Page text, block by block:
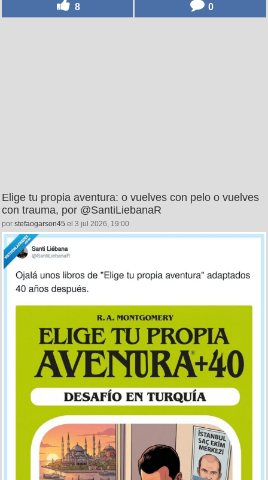
8 0
Elige tu propia aventura: o vuelves con pelo o vuelves
con trauma, por @SantiLiebanaR
por stefaogarson45 el 3 jul 2026, 19:00